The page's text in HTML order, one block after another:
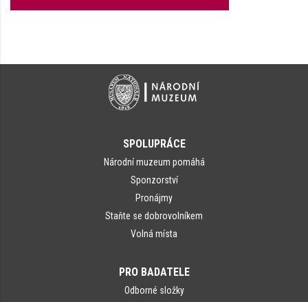
SPOLUPRÁCE
Národní muzeum pomáhá
Sponzorství
Pronájmy
Staňte se dobrovolníkem
Volná místa
PRO BADATELE
Odborné složky